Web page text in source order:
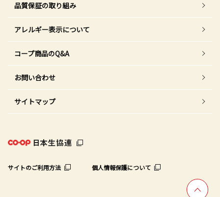
品質保証の取り組み
アレルギー表示について
コープ商品のQ&A
お問い合わせ
サイトマップ
サイトのご利用方法 個人情報保護について